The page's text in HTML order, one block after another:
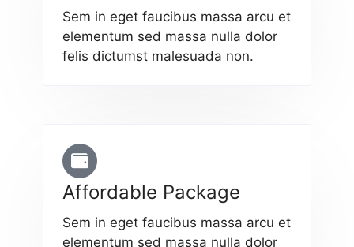
Sem in eget faucibus massa arcu et
elementum sed massa nulla dolor
felis dictumst malesuada non.
Affordable Package
Sem in eget faucibus massa arcu et
elementum sed massa nulla dolor